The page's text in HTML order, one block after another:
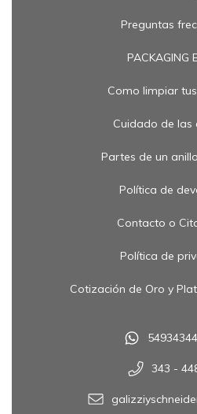
Preguntas
PACKAGING
Como limpiar
Cuidado de las
Partes de un
Política de
Contacto o
Política de
Cotización de Oro y
343 -